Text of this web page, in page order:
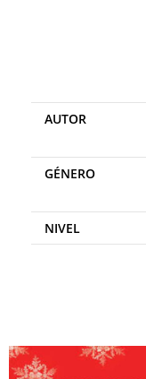
AUTOR
GÉNERO
NIVEL